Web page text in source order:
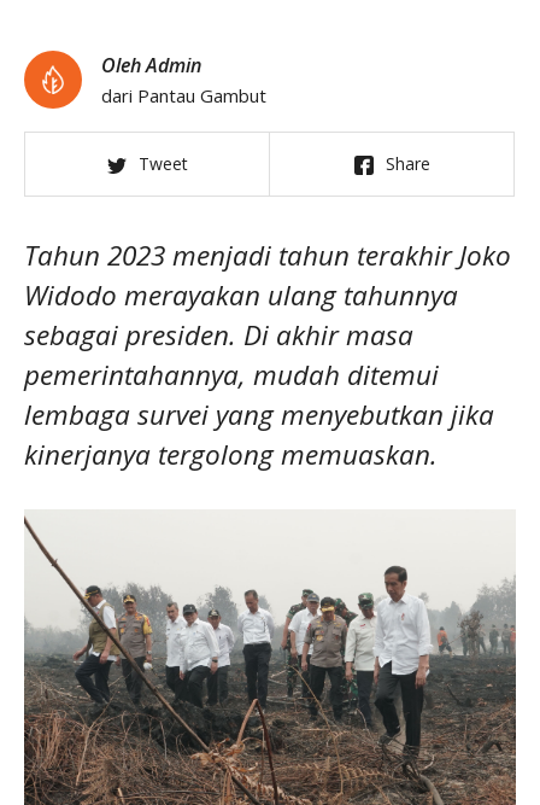
Oleh Admin
dari Pantau Gambut
Tweet Share
Tahun 2023 menjadi tahun terakhir Joko
Widodo merayakan ulang tahunnya
sebagai presiden. Di akhir masa
pemerintahannya, mudah ditemui
lembaga survei yang menyebutkan jika
kinerjanya tergolong memuaskan.